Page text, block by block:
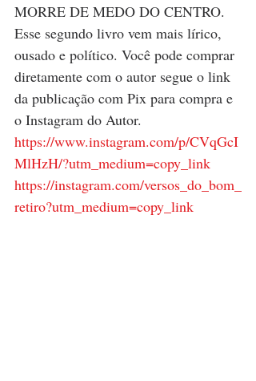
MORRE DE MEDO DO CENTRO.
Esse segundo livro vem mais lírico,
ousado e político. Você pode comprar
diretamente com o autor segue o link
da publicação com Pix para compra e
o Instagram do Autor.
https://www.instagram.com/p/CVqGcI
MlHzH/?utm_medium=copy_link
https://instagram.com/versos_do_bom_
retiro?utm_medium=copy_link